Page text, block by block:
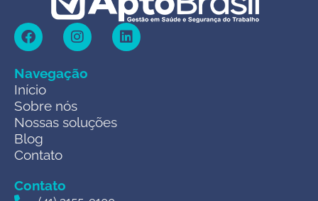
Navegação
Início
Sobre nós
Nossas soluções
Blog
Contato
Contato